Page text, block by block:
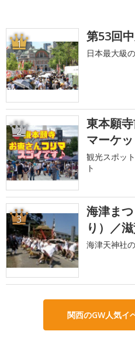
1 第53回
日本最大級
2
東本願
マーケ
観光スポッ
ト
3
海津ま
り）／
海津天神社
関西のGW人気イ